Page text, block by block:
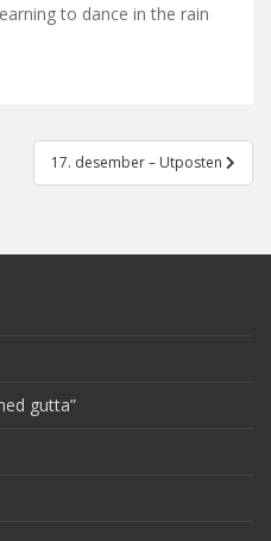
to dance in the rain
17. desember – Utposten
gutta”